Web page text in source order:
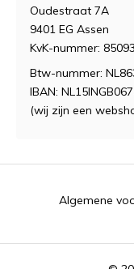
Oudestraat 7A
9401 EG Assen
KvK-nummer:
Btw-nummer:
IBAN:
(wij zijn een
Algemene